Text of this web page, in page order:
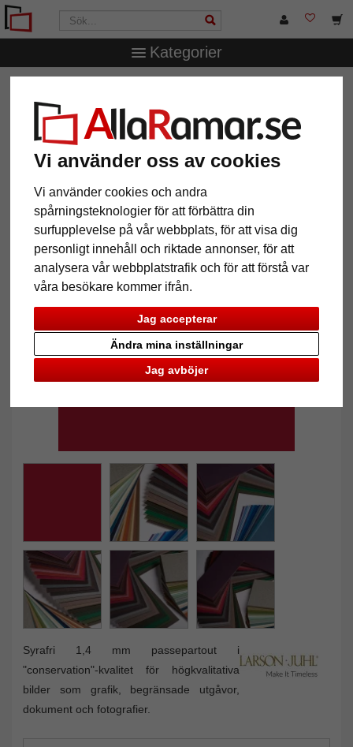
Vi använder oss av cookies
Vi använder cookies och andra
spårningsteknologier för att förbättra din
surfupplevelse på vår webbplats, för att visa dig
personligt innehåll och riktade annonser, för att
analysera vår webbplatstrafik och för att förstå var
våra besökare kommer ifrån.
Jag accepterar
Jag avböjer
Ändra mina inställningar
Kategorier
passepartout efter mått
1,4 mm "Artique" passepartout
efter mått
Pictures
Syrafri 1,4 mm passepartout i
"conservation"-kvalitet för högkvalitativa
bilder som grafik, begränsade utgåvor,
dokument och fotografier.